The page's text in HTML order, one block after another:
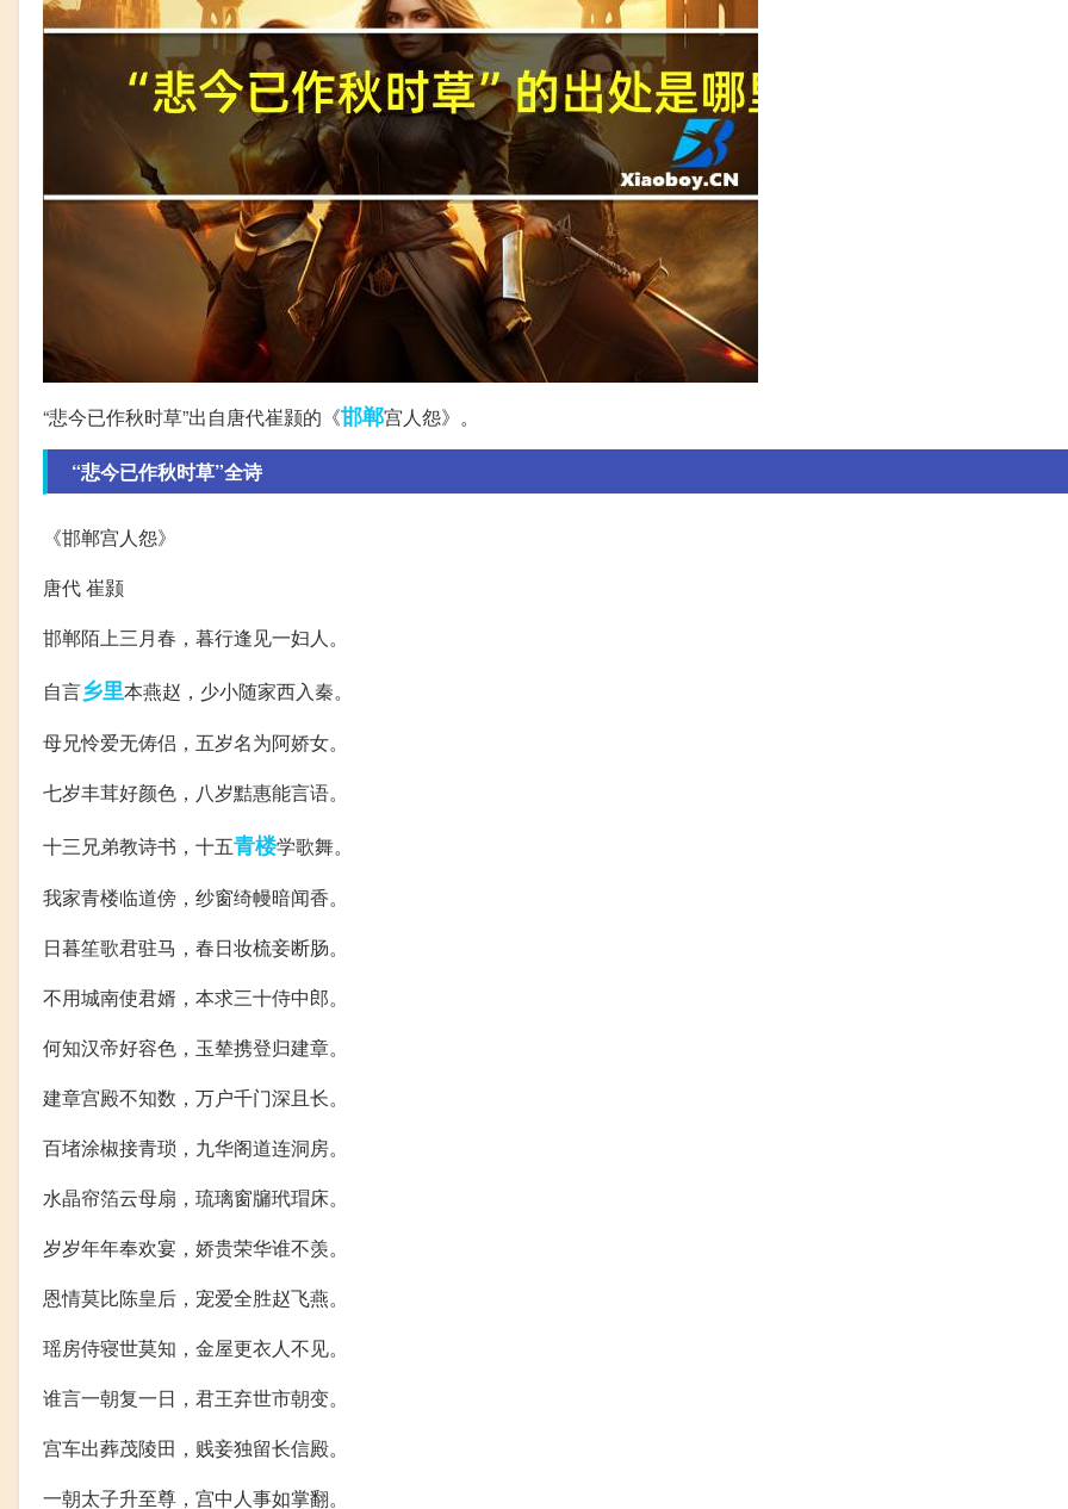
“悲今已作秋时草”出自唐代崔颢的《邯郸宫人怨》。
“悲今已作秋时草”全诗
《邯郸宫人怨》
唐代 崔颢
邯郸陌上三月春，暮行逢见一妇人。
自言乡里本燕赵，少小随家西入秦。
母兄怜爱无俦侣，五岁名为阿娇女。
七岁丰茸好颜色，八岁黠惠能言语。
十三兄弟教诗书，十五青楼学歌舞。
我家青楼临道傍，纱窗绮幔暗闻香。
日暮笙歌君驻马，春日妆梳妾断肠。
不用城南使君婿，本求三十侍中郎。
何知汉帝好容色，玉辇携登归建章。
建章宫殿不知数，万户千门深且长。
百堵涂椒接青琐，九华阁道连洞房。
水晶帘箔云母扇，琉璃窗牖玳瑁床。
岁岁年年奉欢宴，娇贵荣华谁不羡。
恩情莫比陈皇后，宠爱全胜赵飞燕。
瑶房侍寝世莫知，金屋更衣人不见。
谁言一朝复一日，君王弃世市朝变。
宫车出葬茂陵田，贱妾独留长信殿。
一朝太子升至尊，宫中人事如掌翻。